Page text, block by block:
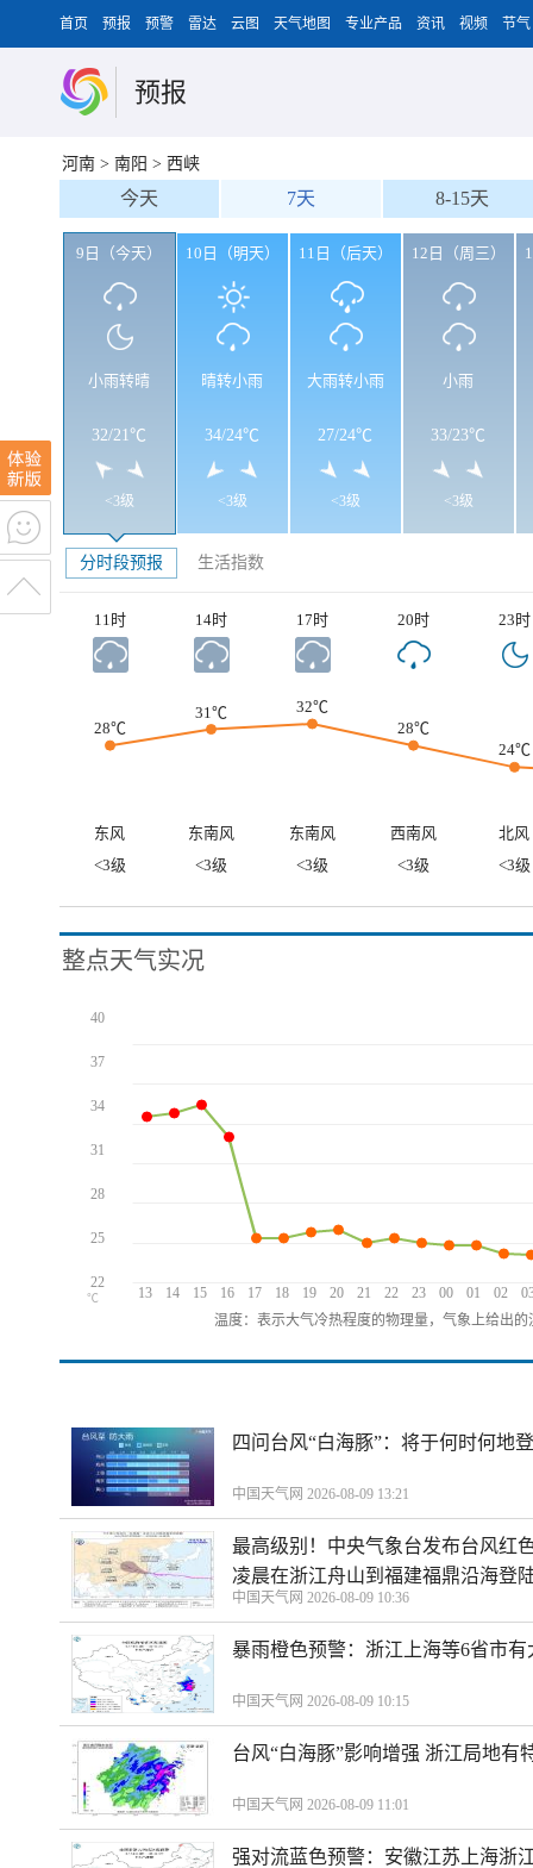
首页 预报 预警 雷达 云图 天气地图 专业产品 资讯 视频 节气
预报
河南 > 南阳 > 西峡
今天 7天 8-15天
9日（今天）
小雨转晴
32/21℃
<3级
10日（明天）
晴转小雨
34/24℃
<3级
11日（后天）
大雨转小雨
27/24℃
<3级
12日（周三）
小雨
33/23℃
<3级
分时段预报 生活指数
11时 14时 17时 20时 23时
28℃
31℃
32℃
28℃
24℃
东风 东南风 东南风 西南风
北风
<3级
<3级 <3级 <3级 <3级
整点天气实况
13 14 15 16 17 18 19 20 21 22 23 00 01 02
40
37
34
31
28
25
22
℃
温度：表示大气冷热程度的物理量，气象上给出
四问台风“白海豚”：将于何时何地
中国天气网 2026-08-09 13:21
最高级别！中央气象台发布台风红
凌晨在浙江舟山到福建福鼎沿海登
中国天气网 2026-08-09 10:36
暴雨橙色预警：浙江上海等6省市
中国天气网 2026-08-09 10:15
台风“白海豚”影响增强 浙江局地有
中国天气网 2026-08-09 11:01
强对流蓝色预警：安徽江苏上海浙